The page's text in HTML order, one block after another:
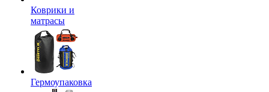
Коврики и
матрасы
Гермоупаковка